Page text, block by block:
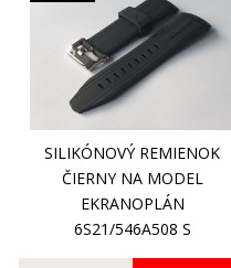
SILIKÓNOVÝ REMIENOK
ČIERNY NA MODEL
EKRANOPLÁN
6S21/546A508 S
OCEĽOVOU LESKLOU